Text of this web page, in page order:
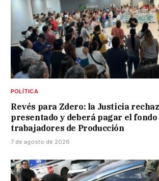
POLÍTICA
Revés para Zdero: la Justicia
presentado y deberá pagar el
trabajadores de Producción
7 de agosto de 2026